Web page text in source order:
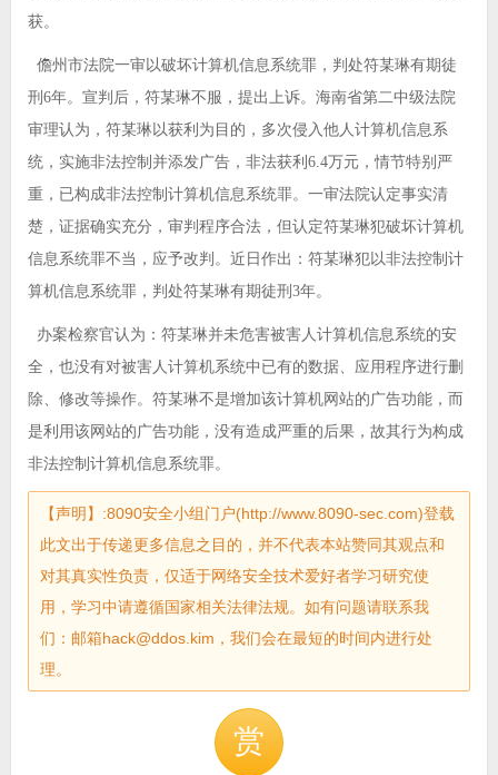
获。
儋州市法院一审以破坏计算机信息系统罪，判处符某琳有期徒
刑6年。宣判后，符某琳不服，提出上诉。海南省第二中级法院
审理认为，符某琳以获利为目的，多次侵入他人计算机信息系
统，实施非法控制并添发广告，非法获利6.4万元，情节特别严
重，已构成非法控制计算机信息系统罪。一审法院认定事实清
楚，证据确实充分，审判程序合法，但认定符某琳犯破坏计算机
信息系统罪不当，应予改判。近日作出：符某琳犯以非法控制计
算机信息系统罪，判处符某琳有期徒刑3年。
办案检察官认为：符某琳并未危害被害人计算机信息系统的安
全，也没有对被害人计算机系统中已有的数据、应用程序进行删
除、修改等操作。符某琳不是增加该计算机网站的广告功能，而
是利用该网站的广告功能，没有造成严重的后果，故其行为构成
非法控制计算机信息系统罪。
【声明】:8090安全小组门户(http://www.8090-sec.com)登载
此文出于传递更多信息之目的，并不代表本站赞同其观点和
对其真实性负责，仅适于网络安全技术爱好者学习研究使
用，学习中请遵循国家相关法律法规。如有问题请联系我
们：邮箱hack@ddos.kim，我们会在最短的时间内进行处
理。
赏